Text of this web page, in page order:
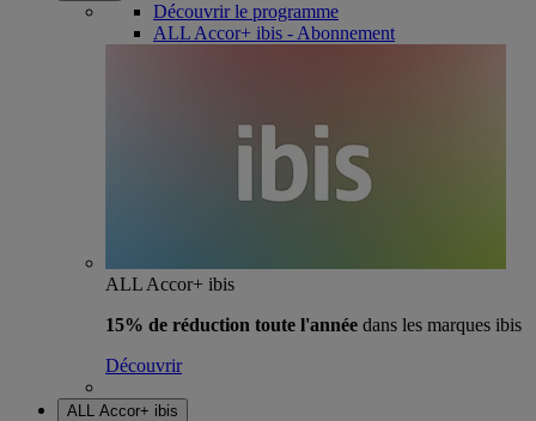
Découvrir le programme
ALL Accor+ ibis - Abonnement
ALL Accor+ ibis
15% de réduction toute l'année dans les marques ibis
Découvrir
ALL Accor+ ibis